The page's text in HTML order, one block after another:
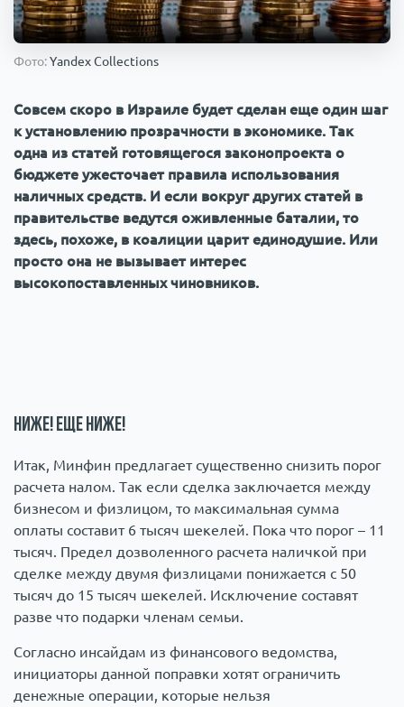
Происшествия 1000 мелочей
Фото:Yandex Collections
Совсем скоро в Израиле будет сделан еще один шаг
к установлению прозрачности в экономике. Так
одна из статей готовящегося законопроекта о
бюджете ужесточает правила использования
наличных средств. И если вокруг других статей в
правительстве ведутся оживленные баталии, то
здесь, похоже, в коалиции царит единодушие. Или
просто она не вызывает интерес
высокопоставленных чиновников.
Ниже! Еще ниже!
Итак, Минфин предлагает существенно снизить порог
расчета налом. Так если сделка заключается между
бизнесом и физлицом, то максимальная сумма
оплаты составит 6 тысяч шекелей. Пока что порог – 11
тысяч. Предел дозволенного расчета наличкой при
сделке между двумя физлицами понижается с 50
тысяч до 15 тысяч шекелей. Исключение составят
разве что подарки членам семьи.
Согласно инсайдам из финансового ведомства,
инициаторы данной поправки хотят ограничить
денежные операции, которые нельзя